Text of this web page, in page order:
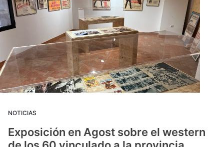
NOTICIAS
Exposición en Agost sobre el western